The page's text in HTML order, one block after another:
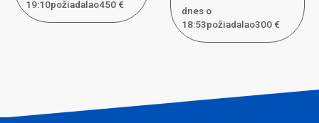
19:10požiadalao450 €
dnes o
18:53požiadalao300 €